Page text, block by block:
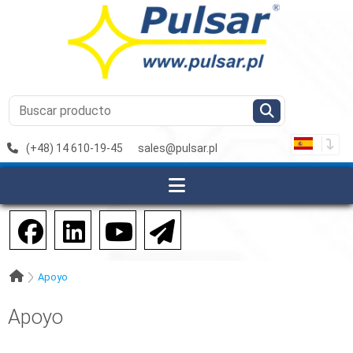
(+48) 14 610-19-45 sales@pulsar.pl
Apoyo
Apoyo